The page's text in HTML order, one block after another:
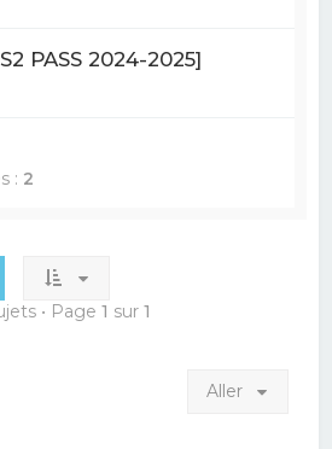
PASS 2024-2025]
: 2
• Page 1 sur 1
Aller